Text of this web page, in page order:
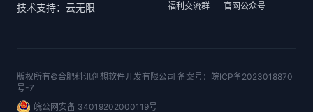
技术支持：云无限
福利交流群 官网公众号
版权所有©合肥科讯创想软件开发有限公司 备案号： 皖ICP备2023018870
号-7
皖公网安备 34019202000119号